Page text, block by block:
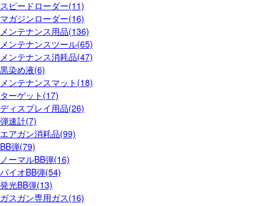
スピードローダー(11)
マガジンローダー(16)
メンテナンス用品(136)
メンテナンスツール(65)
メンテナンス消耗品(47)
黒染め液(6)
メンテナンスマット(18)
ターゲット(17)
ディスプレイ用品(26)
弾速計(7)
エアガン消耗品(99)
BB弾(79)
ノーマルBB弾(16)
バイオBB弾(54)
発光BB弾(13)
ガスガン専用ガス(16)